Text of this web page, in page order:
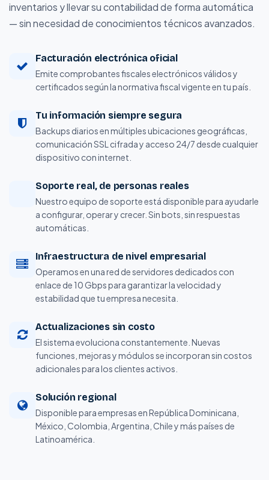
inventarios y llevar su contabilidad de forma automática
— sin necesidad de conocimientos técnicos avanzados.
Facturación electrónica oficial
Emite comprobantes fiscales electrónicos válidos y
certificados según la normativa fiscal vigente en tu país.
Tu información siempre segura
Backups diarios en múltiples ubicaciones geográficas,
comunicación SSL cifrada y acceso 24/7 desde cualquier
dispositivo con internet.
Soporte real, de personas reales
Nuestro equipo de soporte está disponible para ayudarle
a configurar, operar y crecer. Sin bots, sin respuestas
automáticas.
Infraestructura de nivel empresarial
Operamos en una red de servidores dedicados con
enlace de 10 Gbps para garantizar la velocidad y
estabilidad que tu empresa necesita.
Actualizaciones sin costo
El sistema evoluciona constantemente. Nuevas
funciones, mejoras y módulos se incorporan sin costos
adicionales para los clientes activos.
Solución regional
Disponible para empresas en República Dominicana,
México, Colombia, Argentina, Chile y más países de
Latinoamérica.